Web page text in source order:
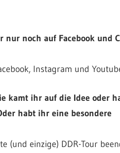
noch auf Facebook und
Instagram und
kamt ihr auf die Idee oder
habt ihr eine besondere
(und einzige) DDR-Tour